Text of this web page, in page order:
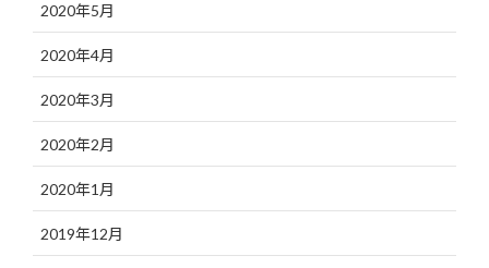
2020年5月
2020年4月
2020年3月
2020年2月
2020年1月
2019年12月